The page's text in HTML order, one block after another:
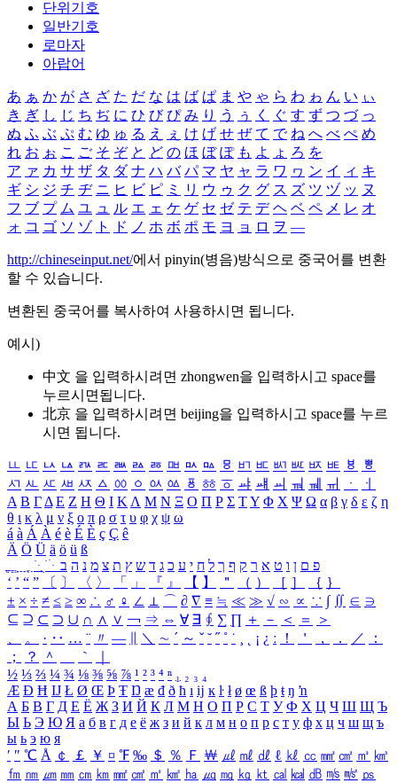
단위기호
일반기호
로마자
아랍어
あ ぁ か が さ ざ た だ な は ば ぱ ま や ゃ ら わ ゎ ん い ぃ
き ぎ し じ ち ぢ に ひ び ぴ み り う ぅ く ぐ す ず つ づ っ
ぬ ふ ぶ ぷ む ゆ ゅ る え ぇ け げ せ ぜ て で ね へ べ ぺ め
れ お ぉ こ ご そ ぞ と ど の ほ ぼ ぽ も よ ょ ろ を
ア ァ カ サ ザ タ ダ ナ ハ バ パ マ ヤ ャ ラ ワ ヮ ン イ ィ キ
ギ シ ジ チ ヂ ニ ヒ ビ ピ ミ リ ウ ゥ ク グ ス ズ ツ ヅ ッ ヌ
フ ブ プ ム ユ ュ ル エ ェ ケ ゲ セ ゼ テ デ ヘ ベ ペ メ レ オ
ォ コ ゴ ソ ゾ ト ド ノ ホ ボ ポ モ ヨ ョ ロ ヲ ―
http://chineseinput.net/에서 pinyin(병음)방식으로 중국어를 변환
할 수 있습니다.
변환된 중국어를 복사하여 사용하시면 됩니다.
예시)
中文 을 입력하시려면 zhongwen을 입력하시고 space를
누르시면됩니다.
北京 을 입력하시려면 beijing을 입력하시고 space를 누르
시면 됩니다.
ㅥ ㅦ ㅧ ㅨ ㅩ ㅪ ㅫ ㅬ ㅭ ㅮ ㅯ ㅰ ㅱ ㅲ ㅳ ㅴ ㅵ ㅶ ㅷ ㅸ
ㅹ
ㅺ ㅻ ㅼ ㅽ ㅾ ㅿ ㆀ ㆁ ㆂ ㆃ ㆄ ㆅ ㆆ ㆇ ㆈ ㆉ ㆊ ㆋ ㆌ ㆍ
ㆎ
Α Β ΓΔ Ε Ζ Η Θ Ι ΚΛ Μ Ν Ξ Ο Π Ρ Σ ΤΥ Φ Χ Ψ Ω α β γ δ ε ζ η
θ ι κ λ μ ν ξ ο π ρ σ τ υ φ χ ψ ω
á à Á À é è É È ç Ç ê
Ä Ö Ü ä ö ü ß
ִֶֹ ֻּ ׁׂ פ ם ן ו ט א ר ק ף ך ל ח י ע כ ג ד ש ץ ת צ מ נ ה ב
‘ ’ “ ” 〔 〕 〈 〉 「 」 『 』 【 】 ＂ （ ） ［ ］ ｛ ｝
± × ÷ ≠ ≤ ≥ ∞ ∴ ♂ ♀ ∠ ⊥ ⌒ ∂ ∇ ≡ ≒ ≪ ≫ √ ∽ ∝ ∵ ∫ ∬ ∈ ∋
⊆ ⊇ ⊂ ⊃ ∪ ∩ ∧ ∨ ￢ ⇒ ⇔ ∀ ∃ ∮ ∑ ∏ ＋ － ＜ ＝
＞
、
。 · ‥ … ¨ 〃 ― ＼ ∼ ´ ～ ˇ ˘ ˝ ˚ ˙ ¸ ¡ ¿ ː ！ ＇ ， ． ／
：
；
？ ＾ ｀
½ ⅓ ⅔ ¼ ¾ ⅛ ⅜ ⅝ ⅞ ¹ ² ³ ⁴ ⁿ ₁ ₂ ₃ ₄
Æ Ð Ħ Ĳ Ł Ø Œ Þ Ŧ Ŋ æ đ ð ħ ı ĳ ĸ ŀ ł ø œ ß þ ŧ ŋ ŉ
А Б В Г Д Е Ё Ж З И Й К Л М Н О П Р С Т У Ф Х Ц Ч Ш Щ Ъ
Ы Ь Э Ю Я а б в г д е ё ж з и й к л м н о п р с т у ф х ц ч ш щ ъ
ы ь э ю я
′ ″ ℃ Å ￠ ￡ ￥ ¤ ℉ ‰ ＄ ％ Ｆ ￦ ㎕ ㎖ ㎗ ℓ ㎘ ㏄ ㎣ ㎤ ㎥ ㎦
㎙ ㎚ ㎛ ㎜ ㎝ ㎞ ㎟ ㎠ ㎡ ㎢ ㏊ ㎍ ㎎ ㎏ ㏏ ㎈ ㎉ ㏈ ㎧ ㎨ ㎰